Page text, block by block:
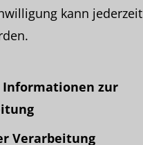
kann jederzeit
Informationen zur
Verarbeitung